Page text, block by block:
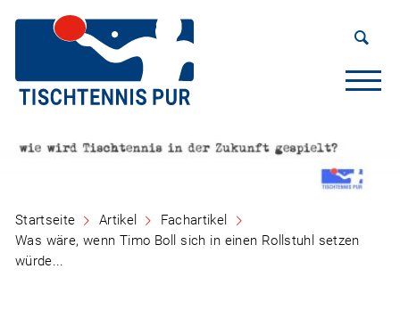
Startseite Artikel
Fachartikel
Was wäre, wenn Timo Boll sich in einen Rollstuhl setzen
würde...